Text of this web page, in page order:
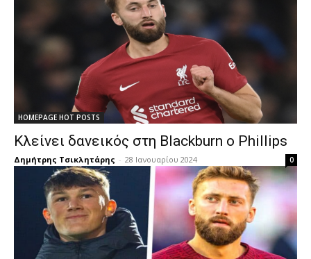
HOMEPAGE HOT POSTS
Κλείνει δανεικός στη Blackburn ο Phillips
Δημήτρης Τσικλητάρης - 28 Ιανουαρίου 2024 0